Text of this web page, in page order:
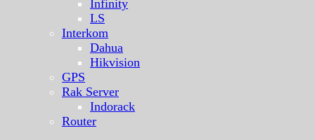
Infinity
LS
Interkom
Dahua
Hikvision
GPS
Rak Server
Indorack
Router